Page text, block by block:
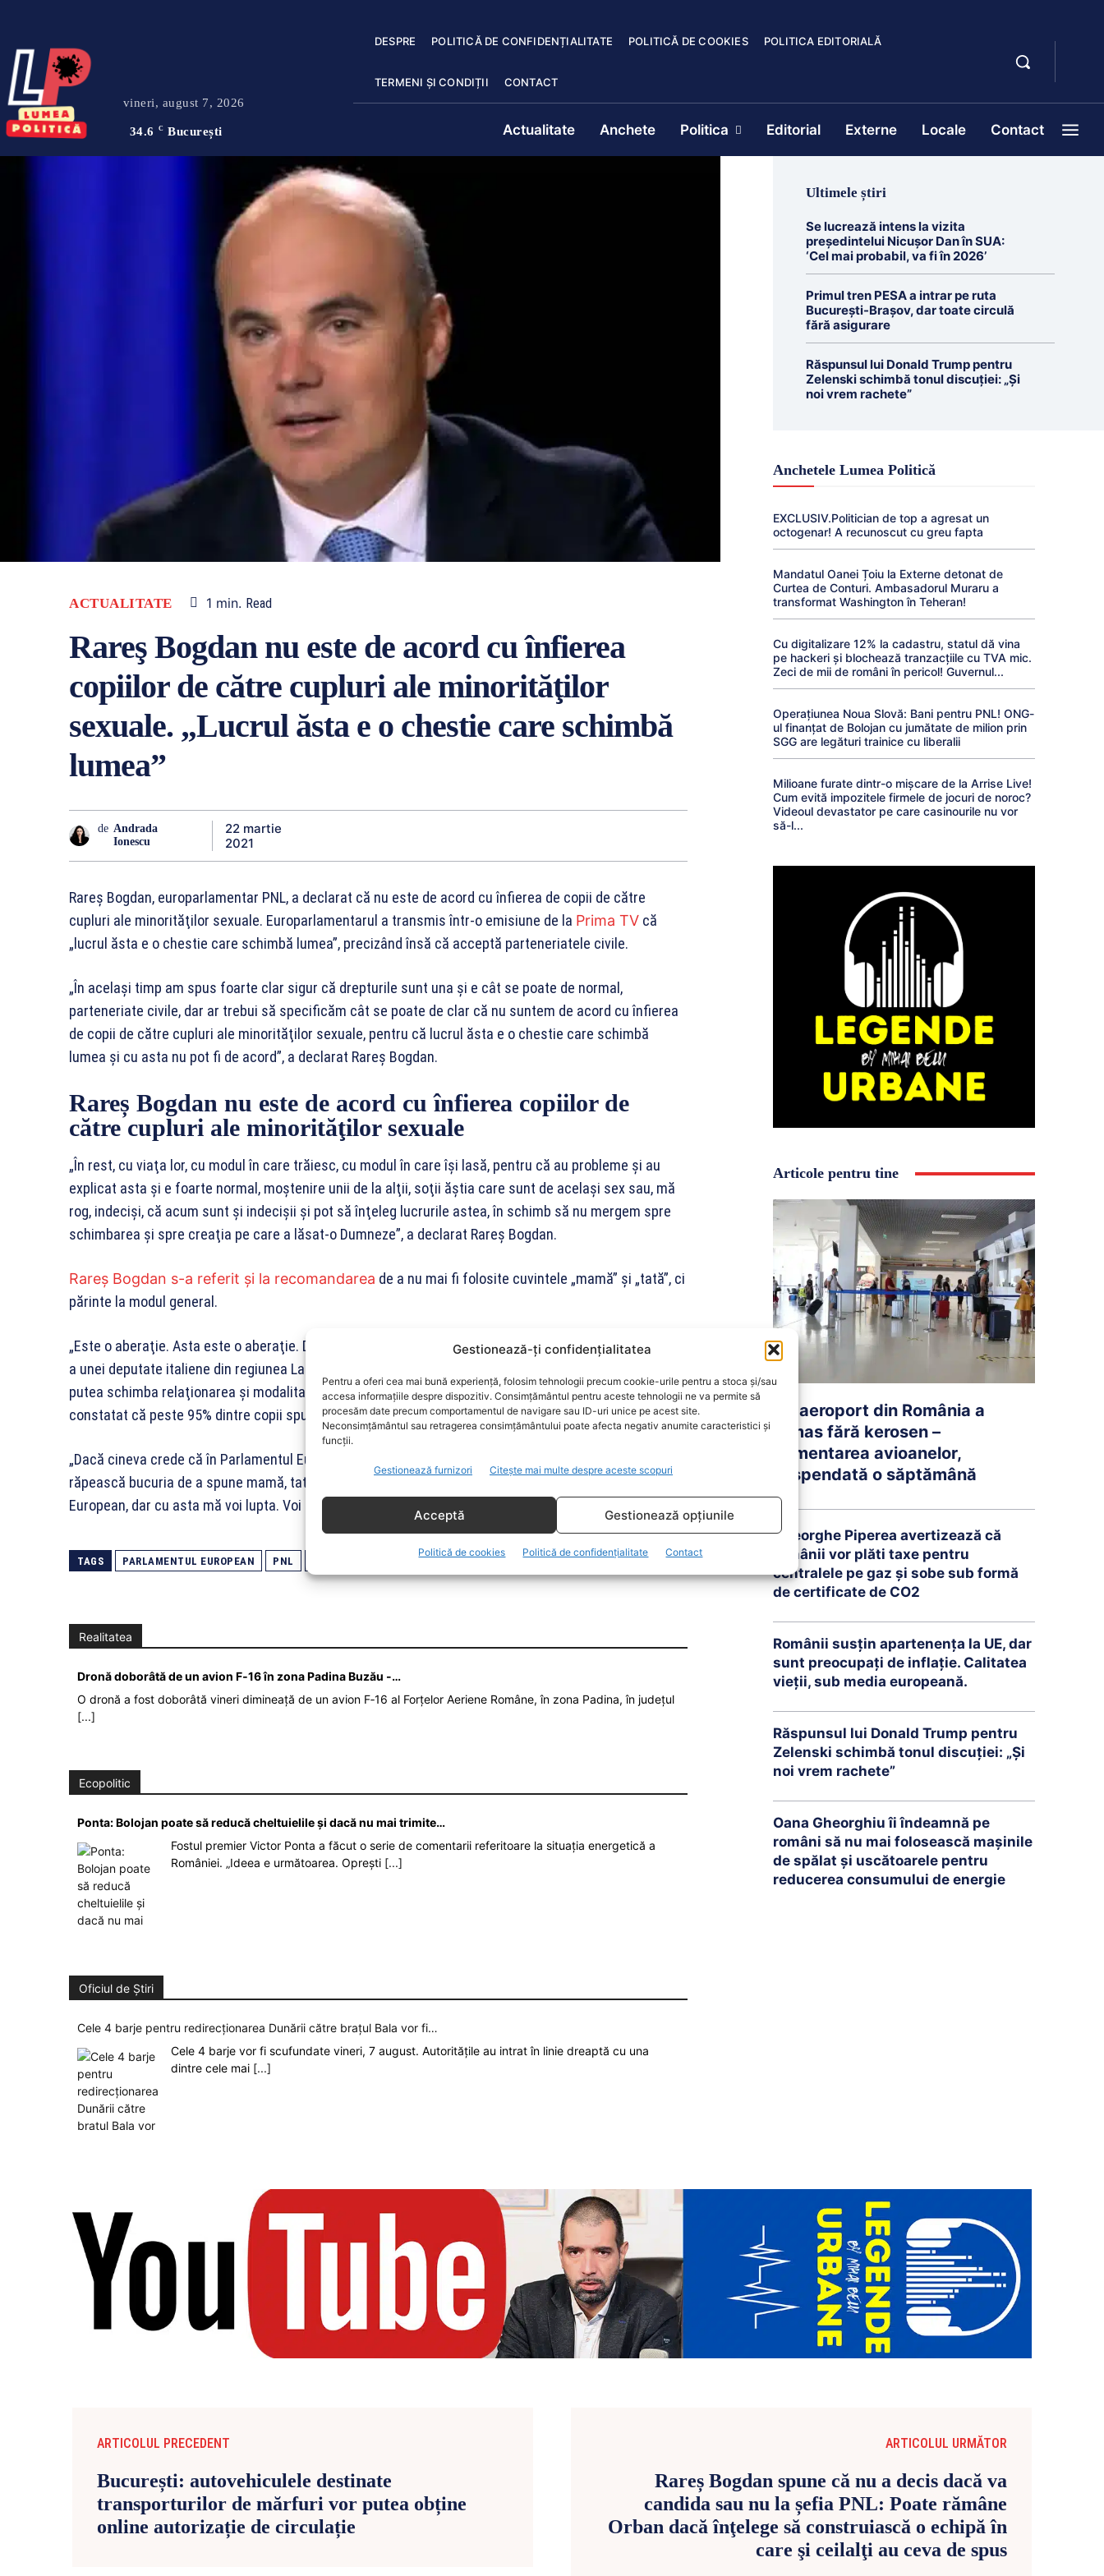
Gestionează-ți confidențialitatea
Pentru a oferi cea mai bună experiență, folosim tehnologii precum cookie-urile pentru a stoca și/sau
accesa informațiile despre dispozitiv. Consimțământul pentru aceste tehnologii ne va permite să
procesăm date precum comportamentul de navigare sau ID-uri unice pe acest site.
Neconsimțământul sau retragerea consimțământului poate afecta negativ anumite caracteristici și
funcții.
Gestionează furnizori Citește mai multe despre aceste scopuri
Acceptă Gestionează opțiunile
Politică de cookies Politică de confidențialitate Contact
vineri, august 7, 2026
34.6 C București
DESPRE POLITICĂ DE CONFIDENȚIALITATE POLITICĂ DE COOKIES POLITICA EDITORIALĂ
TERMENI ȘI CONDIȚII CONTACT
Actualitate Anchete Politica Editorial Externe Locale Contact
ACTUALITATE 1 min. Read
Rareş Bogdan nu este de acord cu înfierea
copiilor de către cupluri ale minorităţilor
sexuale. „Lucrul ăsta e o chestie care schimbă
lumea”
de Andrada
Ionescu
22 martie
2021
Rareș Bogdan, europarlamentar PNL, a declarat că nu este de acord cu înfierea de copii de către
cupluri ale minorităţilor sexuale. Europarlamentarul a transmis într-o emisiune de la Prima TV că
„lucrul ăsta e o chestie care schimbă lumea”, precizând însă că acceptă parteneriatele civile.
„În acelaşi timp am spus foarte clar sigur că drepturile sunt una şi e cât se poate de normal,
parteneriate civile, dar ar trebui să specificăm cât se poate de clar că nu suntem de acord cu înfierea
de copii de către cupluri ale minorităţilor sexuale, pentru că lucrul ăsta e o chestie care schimbă
lumea şi cu asta nu pot fi de acord”, a declarat Rareș Bogdan.
Rareș Bogdan nu este de acord cu înfierea copiilor de
către cupluri ale minorităţilor sexuale
„În rest, cu viaţa lor, cu modul în care trăiesc, cu modul în care îşi lasă, pentru că au probleme şi au
explicat asta şi e foarte normal, moştenire unii de la alţii, soţii ăştia care sunt de acelaşi sex sau, mă
rog, indecişi, că acum sunt şi indecişii şi pot să înţeleg lucrurile astea, în schimb să nu mergem spre
schimbarea şi spre creaţia pe care a lăsat-o Dumneze”, a declarat Rareș Bogdan.
Rareş Bogdan s-a referit şi la recomandarea de a nu mai fi folosite cuvintele „mamă” şi „tată”, ci
părinte la modul general.
„Este o aberaţie. Asta este o aberaţie. Din fericire, eu sunt membru în Comisia LIBE. (…) E o propunere
a unei deputate italiene din regiunea Lazio. Am văzut multe aberaţii în lume, dacă cineva crede că va
putea schimba relaţionarea şi modalitatea. Atunci când apari pe lumea asta şi înveţi să vorbeşti s-a
constatat că peste 95% dintre copii spun primul cuvânt mamă”, a declarat Rareș Bogdan.
„Dacă cineva crede că în Parlamentul European sau un alt for internaţional va putea nouă să ne
răpească bucuria de a spune mamă, tată, se înşală. Eu am văzut multe aberaţii în Parlamentul
European, dar cu asta mă voi lupta. Voi fi în grupul cel mai conservator”, a transmis Rareş Bogdan.
TAGS PARLAMENTUL EUROPEAN PNL
Realitatea
Dronă doborâtă de un avion F‑16 în zona Padina Buzău -…
O dronă a fost doborâtă vineri dimineață de un avion F‑16 al Forțelor Aeriene Române, în zona Padina, în județul
[...]
Ecopolitic
Ponta: Bolojan poate să reducă cheltuielile şi dacă nu mai trimite…
Fostul premier Victor Ponta a făcut o serie de comentarii referitoare la situația energetică a
României. „Ideea e următoarea. Oprești [...]
Oficiul de Știri
Cele 4 barje pentru redirecționarea Dunării către brațul Bala vor fi…
Cele 4 barje vor fi scufundate vineri, 7 august. Autoritățile au intrat în linie dreaptă cu una
dintre cele mai [...]
Ultimele știri
Se lucrează intens la vizita
președintelui Nicușor Dan în SUA:
‘Cel mai probabil, va fi în 2026’
Primul tren PESA a intrar pe ruta
București-Brașov, dar toate circulă
fără asigurare
Răspunsul lui Donald Trump pentru
Zelenski schimbă tonul discuției: „Și
noi vrem rachete”
Anchetele Lumea Politică
EXCLUSIV.Politician de top a agresat un
octogenar! A recunoscut cu greu fapta
Mandatul Oanei Țoiu la Externe detonat de
Curtea de Conturi. Ambasadorul Muraru a
transformat Washington în Teheran!
Cu digitalizare 12% la cadastru, statul dă vina
pe hackeri și blochează tranzacțiile cu TVA mic.
Zeci de mii de români în pericol! Guvernul...
Operațiunea Noua Slovă: Bani pentru PNL! ONG-
ul finanțat de Bolojan cu jumătate de milion prin
SGG are legături trainice cu liberalii
Milioane furate dintr-o mișcare de la Arrise Live!
Cum evită impozitele firmele de jocuri de noroc?
Videoul devastator pe care casinourile nu vor
să-l...
Articole pentru tine
Un aeroport din România a
rămas fără kerosen –
Alimentarea avioanelor,
suspendată o săptămână
Gheorghe Piperea avertizează că
românii vor plăti taxe pentru
centralele pe gaz și sobe sub formă
de certificate de CO2
Românii susțin apartenența la UE, dar
sunt preocupați de inflație. Calitatea
vieții, sub media europeană.
Răspunsul lui Donald Trump pentru
Zelenski schimbă tonul discuției: „Și
noi vrem rachete”
Oana Gheorghiu îi îndeamnă pe
români să nu mai folosească mașinile
de spălat și uscătoarele pentru
reducerea consumului de energie
ARTICOLUL PRECEDENT
București: autovehiculele destinate
transporturilor de mărfuri vor putea obține
online autorizație de circulație
ARTICOLUL URMĂTOR
Rareș Bogdan spune că nu a decis dacă va
candida sau nu la șefia PNL: Poate rămâne
Orban dacă înţelege să construiască o echipă în
care şi ceilalţi au ceva de spus